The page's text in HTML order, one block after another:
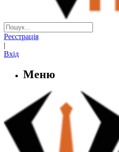
Реєстрація
|
Вхід
Меню